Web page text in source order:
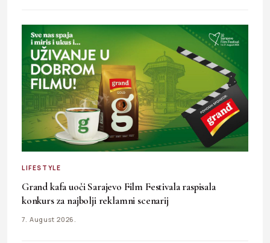
LIFESTYLE
Grand kafa uoči Sarajevo Film Festivala raspisala
konkurs za najbolji reklamni scenarij
7. August 2026.